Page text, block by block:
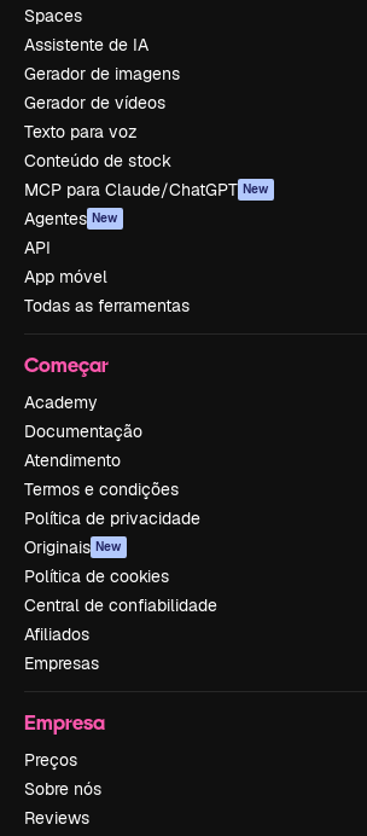
Spaces
Assistente de IA
Gerador de imagens
Gerador de vídeos
Texto para voz
Conteúdo de stock
MCP para Claude/ChatGPT New
Agentes New
API
App móvel
Todas as ferramentas
Começar
Academy
Documentação
Atendimento
Termos e condições
Política de privacidade
Originais New
Política de cookies
Central de confiabilidade
Afiliados
Empresas
Empresa
Preços
Sobre nós
Reviews